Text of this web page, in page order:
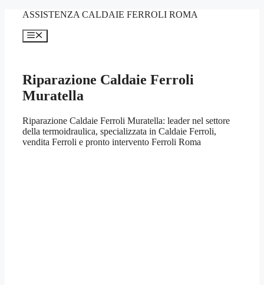
contenuto
ASSISTENZA CALDAIE FERROLI ROMA
Menu
Riparazione Caldaie Ferroli
Muratella
Riparazione Caldaie Ferroli Muratella: leader nel settore
della termoidraulica, specializzata in Caldaie Ferroli,
vendita Ferroli e pronto intervento Ferroli Roma